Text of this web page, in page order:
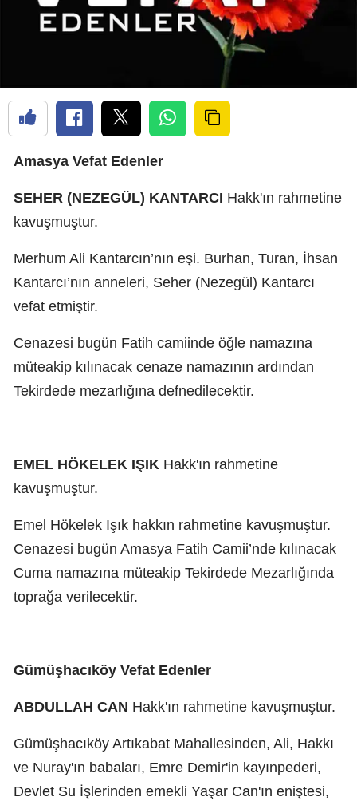
Amasya Vefat Edenler
SEHER (NEZEGÜL) KANTARCI Hakk'ın rahmetine
kavuşmuştur.
Merhum Ali Kantarcın’nın eşi. Burhan, Turan, İhsan
Kantarcı’nın anneleri, Seher (Nezegül) Kantarcı
vefat etmiştir.
Cenazesi bugün Fatih camiinde öğle namazına
müteakip kılınacak cenaze namazının ardından
Tekirdede mezarlığına defnedilecektir.
EMEL HÖKELEK IŞIK Hakk'ın rahmetine
kavuşmuştur.
Emel Hökelek Işık hakkın rahmetine kavuşmuştur.
Cenazesi bugün Amasya Fatih Camii’nde kılınacak
Cuma namazına müteakip Tekirdede Mezarlığında
toprağa verilecektir.
Gümüşhacıköy Vefat Edenler
ABDULLAH CAN Hakk'ın rahmetine kavuşmuştur.
Gümüşhacıköy Artıkabat Mahallesinden, Ali, Hakkı
ve Nuray'ın babaları, Emre Demir'in kayınpederi,
Devlet Su İşlerinden emekli Yaşar Can'ın eniştesi,